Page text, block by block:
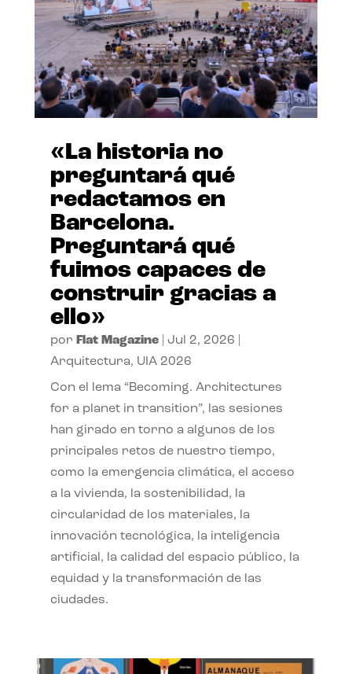
«La historia no
preguntará qué
redactamos en
Barcelona.
Preguntará qué
fuimos capaces de
construir gracias a
ello»
por Flat Magazine| Jul 2, 2026
Arquitectura, UIA 2026
Con el lema “Becoming. Architectures
for a planet in transition”, las sesiones
han girado en torno a algunos de los
principales retos de nuestro tiempo,
como la emergencia climática, el acceso
a la vivienda, la sostenibilidad, la
circularidad de los materiales, la
innovación tecnológica, la inteligencia
artificial, la calidad del espacio público, la
equidad y la transformación de las
ciudades.